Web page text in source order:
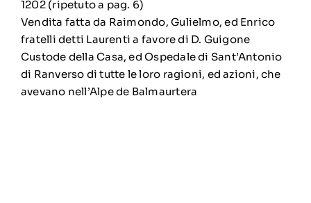
1202 (ripetuto a pag. 6)
Vendita fatta da Raimondo, Gulielmo, ed Enrico
fratelli detti Laurenti a favore di D. Guigone
Custode della Casa, ed Ospedale di Sant’Antonio
di Ranverso di tutte le loro ragioni, ed azioni, che
avevano nell’Alpe de Balmaurtera